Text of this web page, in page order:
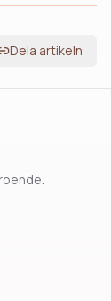
Dela artikeln